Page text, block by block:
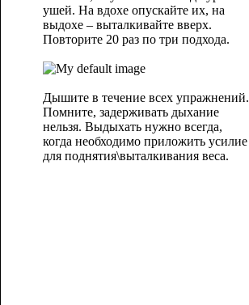
ушей. На вдохе опускайте их, на
выдохе – выталкивайте вверх.
Повторите 20 раз по три подхода.
Дышите в течение всех упражнений.
Помните, задерживать дыхание
нельзя. Выдыхать нужно всегда,
когда необходимо приложить усилие
для поднятия\выталкивания веса.